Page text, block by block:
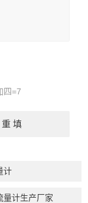
四=7
计
量计生产厂家